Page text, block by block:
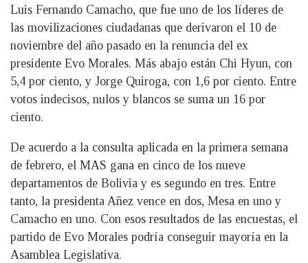
Luis Fernando Camacho, que fue uno de los líderes de
las movilizaciones ciudadanas que derivaron el 10 de
noviembre del año pasado en la renuncia del ex
presidente Evo Morales. Más abajo están Chi Hyun, con
5,4 por ciento, y Jorge Quiroga, con 1,6 por ciento. Entre
votos indecisos, nulos y blancos se suma un 16 por
ciento.
De acuerdo a la consulta aplicada en la primera semana
de febrero, el MAS gana en cinco de los nueve
departamentos de Bolivia y es segundo en tres. Entre
tanto, la presidenta Añez vence en dos, Mesa en uno y
Camacho en uno. Con esos resultados de las encuestas, el
partido de Evo Morales podría conseguir mayoría en la
Asamblea Legislativa.